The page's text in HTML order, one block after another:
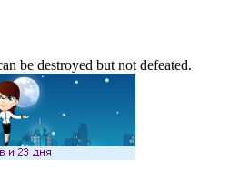
be destroyed but not defeated.